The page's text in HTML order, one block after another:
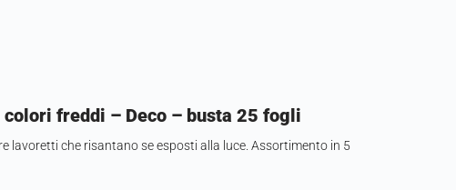
freddi – Deco – busta 25 fogli
lavoretti che risantano se esposti alla luce. Assortimento in 5